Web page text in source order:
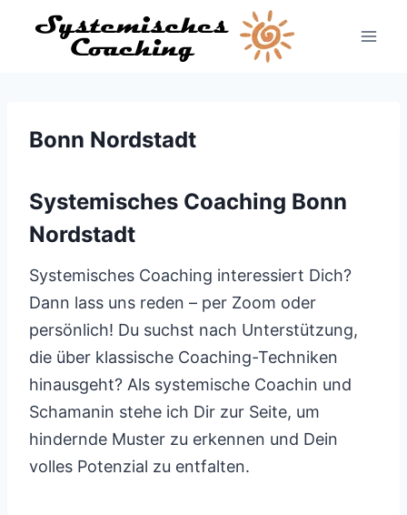
Inhalt
Bonn Nordstadt
Systemisches Coaching Bonn
Nordstadt
Systemisches Coaching interessiert Dich?
Dann lass uns reden – per Zoom oder
persönlich! Du suchst nach Unterstützung,
die über klassische Coaching-Techniken
hinausgeht? Als systemische Coachin und
Schamanin stehe ich Dir zur Seite, um
hindernde Muster zu erkennen und Dein
volles Potenzial zu entfalten.